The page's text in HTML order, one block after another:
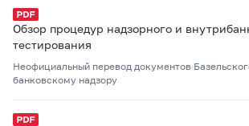
Обзор процедур надзорного и
тестирования
Неофициальный перевод документов
банковскому надзору